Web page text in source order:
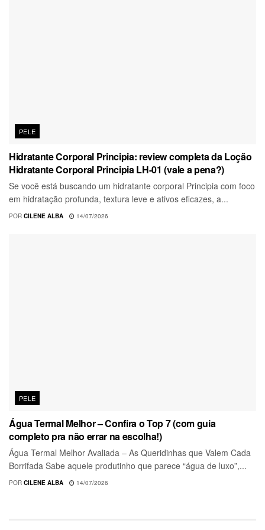
PELE
Hidratante Corporal Principia: review completa da Loção
Hidratante Corporal Principia LH-01 (vale a pena?)
Se você está buscando um hidratante corporal Principia com foco
em hidratação profunda, textura leve e ativos eficazes, a...
POR CILENE ALBA 14/07/2026
PELE
Água Termal Melhor – Confira o Top 7 (com guia
completo pra não errar na escolha!)
Água Termal Melhor Avaliada – As Queridinhas que Valem Cada
Borrifada Sabe aquele produtinho que parece “água de luxo”,...
POR CILENE ALBA 14/07/2026